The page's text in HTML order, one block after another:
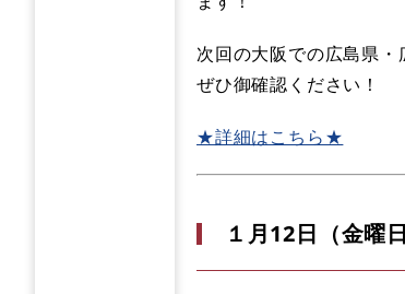
次回の大阪での広島県
ぜひ御確認ください！
★詳細はこちら★
１月12日（金